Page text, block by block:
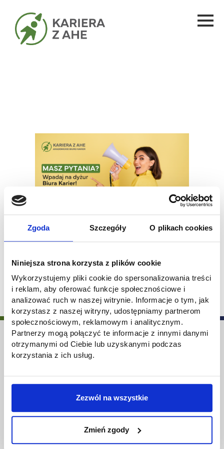
Zgoda Szczegóły O plikach cookies
Niniejsza strona korzysta z plików cookie
Wykorzystujemy pliki cookie do spersonalizowania treści
i reklam, aby oferować funkcje społecznościowe i
analizować ruch w naszej witrynie. Informacje o tym, jak
korzystasz z naszej witryny, udostępniamy partnerom
społecznościowym, reklamowym i analitycznym.
Partnerzy mogą połączyć te informacje z innymi danymi
otrzymanymi od Ciebie lub uzyskanymi podczas
korzystania z ich usług.
Zezwól na wszystkie
Zmień zgody
Data wydarzenia: 17.01.2026 09:00
email: biurokarier@ahe.lodz.pl
Przydatne linki